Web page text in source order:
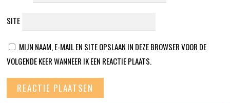
SITE
MIJN NAAM, E-MAIL EN SITE OPSLAAN IN DEZE BROWSER VOOR DE
VOLGENDE KEER WANNEER IK EEN REACTIE PLAATS.